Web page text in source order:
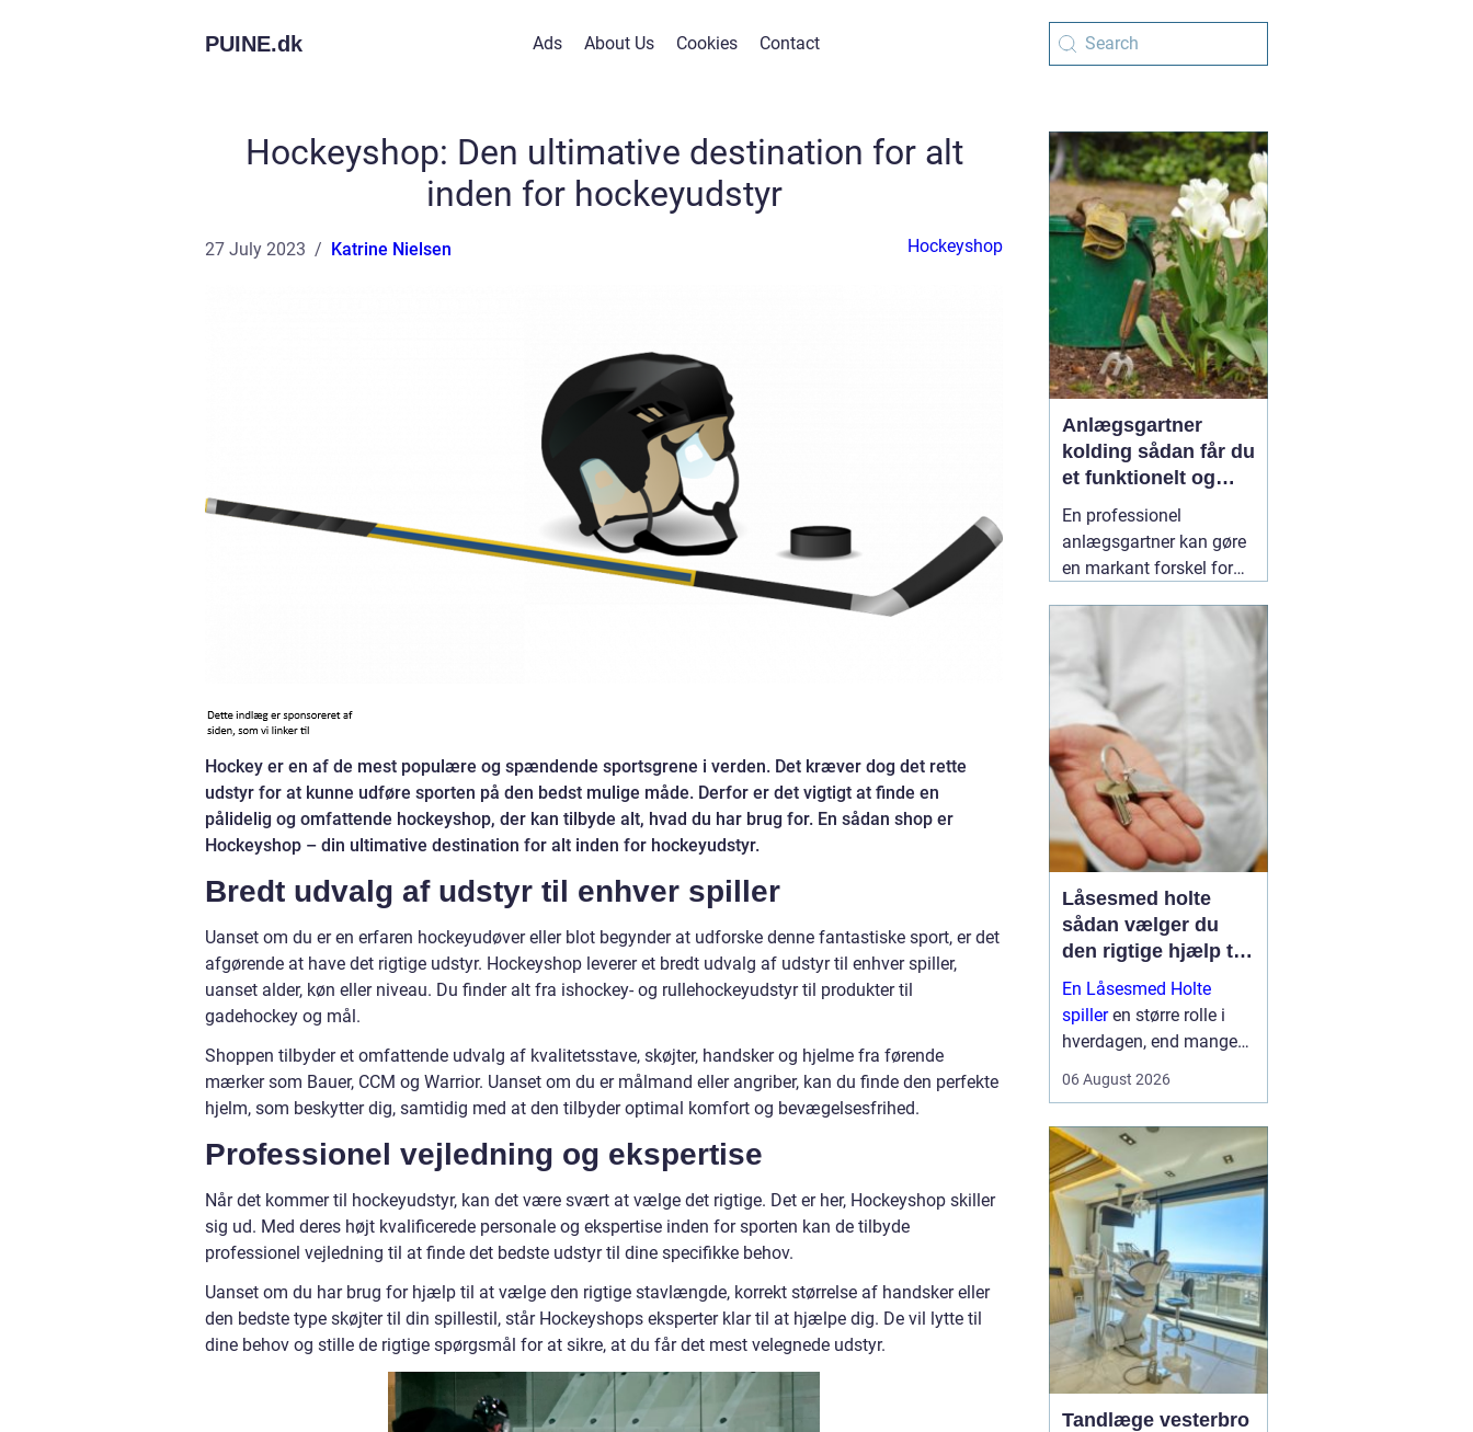
PUINE.dk Ads About Us Cookies Contact
Hockeyshop: Den ultimative destination for alt
inden for hockeyudstyr
27 July 2023 Katrine Nielsen Hockeyshop
Hockey er en af de mest populære og spændende sportsgrene i verden. Det kræver dog det rette
udstyr for at kunne udføre sporten på den bedst mulige måde. Derfor er det vigtigt at finde en
pålidelig og omfattende hockeyshop, der kan tilbyde alt, hvad du har brug for. En sådan shop er
Hockeyshop – din ultimative destination for alt inden for hockeyudstyr.
Bredt udvalg af udstyr til enhver spiller
Uanset om du er en erfaren hockeyudøver eller blot begynder at udforske denne fantastiske sport, er det
afgørende at have det rigtige udstyr. Hockeyshop leverer et bredt udvalg af udstyr til enhver spiller,
uanset alder, køn eller niveau. Du finder alt fra ishockey- og rullehockeyudstyr til produkter til
gadehockey og mål.
Shoppen tilbyder et omfattende udvalg af kvalitetsstave, skøjter, handsker og hjelme fra førende
mærker som Bauer, CCM og Warrior. Uanset om du er målmand eller angriber, kan du finde den perfekte
hjelm, som beskytter dig, samtidig med at den tilbyder optimal komfort og bevægelsesfrihed.
Professionel vejledning og ekspertise
Når det kommer til hockeyudstyr, kan det være svært at vælge det rigtige. Det er her, Hockeyshop skiller
sig ud. Med deres højt kvalificerede personale og ekspertise inden for sporten kan de tilbyde
professionel vejledning til at finde det bedste udstyr til dine specifikke behov.
Uanset om du har brug for hjælp til at vælge den rigtige stavlængde, korrekt størrelse af handsker eller
den bedste type skøjter til din spillestil, står Hockeyshops eksperter klar til at hjælpe dig. De vil lytte til
dine behov og stille de rigtige spørgsmål for at sikre, at du får det mest velegnede udstyr.
Anlægsgartner
kolding sådan får du
et funktionelt og
indbydende uderum
En professionel
anlægsgartner kan gøre
en markant forskel for
funktion i haven. Mange
oplever, at det kan være
svært at få
udendørsarealer til at
fungere i hverdagen. Her
kan06 August 2026
Låsesmed holte
sådan vælger du
den rigtige hjælp til
sikkerhed i
hverdagen
En Låsesmed Holte
spilleren større rolle i
hverdagen, end mange
nøglen knækker i låsen,
der skal opgraderes til
mere moderne
sikkerhedsløsnin...
06 August 2026
Tandlæge vesterbro